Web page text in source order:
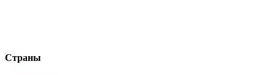
Страны